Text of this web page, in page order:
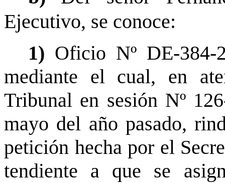
Ejecutivo, se conoce:
1) Oficio Nº DE-
mediante el cual, en
Tribunal en sesión Nº
mayo del año pasado,
petición hecha por el
tendiente a que se